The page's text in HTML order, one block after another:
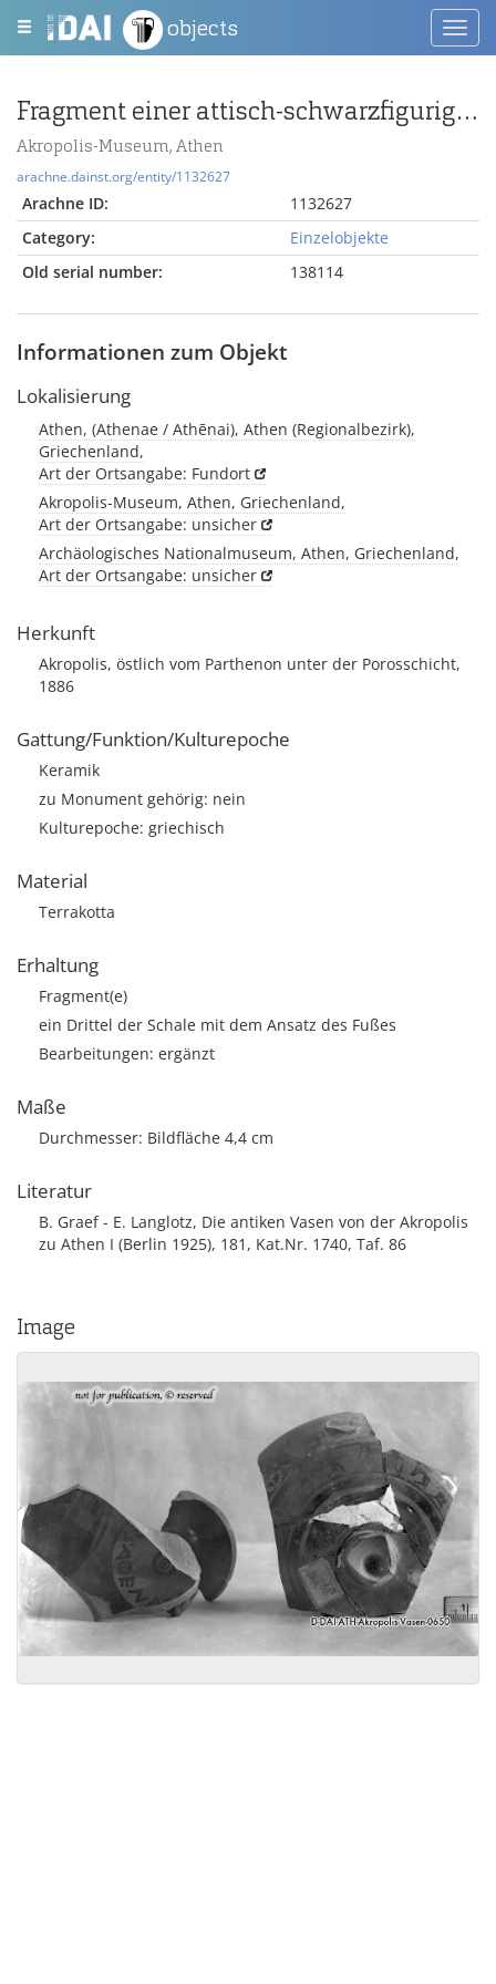
objects
Fragment einer attisch-schwarzfigurigen Schale
Akropolis-Museum, Athen
arachne.dainst.org/entity/1132627
Arachne ID:
1132627
Category:
Einzelobjekte
Old serial number:
138114
Informationen zum Objekt
Lokalisierung
Athen, (Athenae / Athēnai), Athen (Regionalbezirk),
Griechenland,
Art der Ortsangabe: Fundort
Akropolis-Museum, Athen, Griechenland,
Art der Ortsangabe: unsicher
Archäologisches Nationalmuseum, Athen, Griechenland,
Art der Ortsangabe: unsicher
Herkunft
Akropolis, östlich vom Parthenon unter der Porosschicht,
1886
Gattung/Funktion/Kulturepoche
Keramik
zu Monument gehörig: nein
Kulturepoche: griechisch
Material
Terrakotta
Erhaltung
Fragment(e)
ein Drittel der Schale mit dem Ansatz des Fußes
Bearbeitungen: ergänzt
Maße
Durchmesser: Bildfläche 4,4 cm
Literatur
B. Graef - E. Langlotz, Die antiken Vasen von der Akropolis
zu Athen I (Berlin 1925), 181, Kat.Nr. 1740, Taf. 86
Image